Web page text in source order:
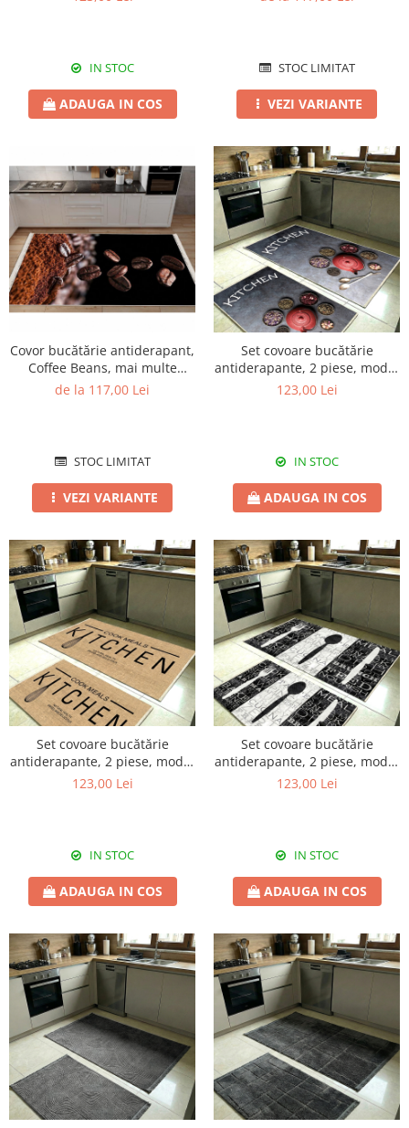
IN STOC
ADAUGA IN COS
STOC LIMITAT
VEZI VARIANTE
Covor bucătărie antiderapant,
Coffee Beans, mai multe
dimensiuni
de la 117,00 Lei
STOC LIMITAT
VEZI VARIANTE
Set covoare bucătărie
antiderapante, 2 piese, model
ceainic decorativ
123,00 Lei
IN STOC
ADAUGA IN COS
Set covoare bucătărie
antiderapante, 2 piese, model
text bucătărie
123,00 Lei
IN STOC
ADAUGA IN COS
Set covoare bucătărie
antiderapante, 2 piese, model
tacâmuri decorative
123,00 Lei
IN STOC
ADAUGA IN COS